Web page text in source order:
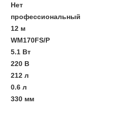
Нет
профессиональный
12 м
WM170FS/P
5.1 Вт
220 В
212 л
0.6 л
330 мм